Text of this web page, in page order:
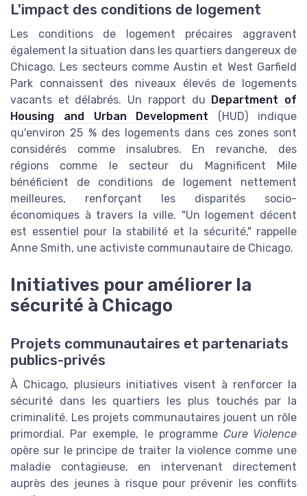
L'impact des conditions de logement
Les conditions de logement précaires aggravent
également la situation dans les quartiers dangereux de
Chicago. Les secteurs comme Austin et West Garfield
Park connaissent des niveaux élevés de logements
vacants et délabrés. Un rapport du Department of
Housing and Urban Development (HUD) indique
qu'environ 25 % des logements dans ces zones sont
considérés comme insalubres. En revanche, des
régions comme le secteur du Magnificent Mile
bénéficient de conditions de logement nettement
meilleures, renforçant les disparités socio-
économiques à travers la ville. "Un logement décent
est essentiel pour la stabilité et la sécurité," rappelle
Anne Smith, une activiste communautaire de Chicago.
Initiatives pour améliorer la
sécurité à Chicago
Projets communautaires et partenariats
publics-privés
À Chicago, plusieurs initiatives visent à renforcer la
sécurité dans les quartiers les plus touchés par la
criminalité. Les projets communautaires jouent un rôle
primordial. Par exemple, le programme Cure Violence
opère sur le principe de traiter la violence comme une
maladie contagieuse, en intervenant directement
auprès des jeunes à risque pour prévenir les conflits